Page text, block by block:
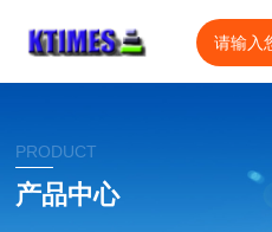
PRODUCT
产品中心